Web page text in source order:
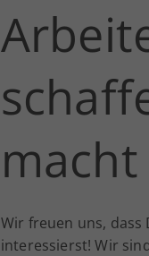
macht
Wir freuen uns,
interessierst! Wir